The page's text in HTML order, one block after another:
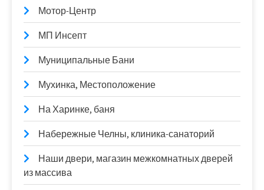
Мотор-Центр
МП Инсепт
Муниципальные Бани
Мухинка, Местоположение
На Харинке, баня
Набережные Челны, клиника-санаторий
Наши двери, магазин межкомнатных дверей
из массива